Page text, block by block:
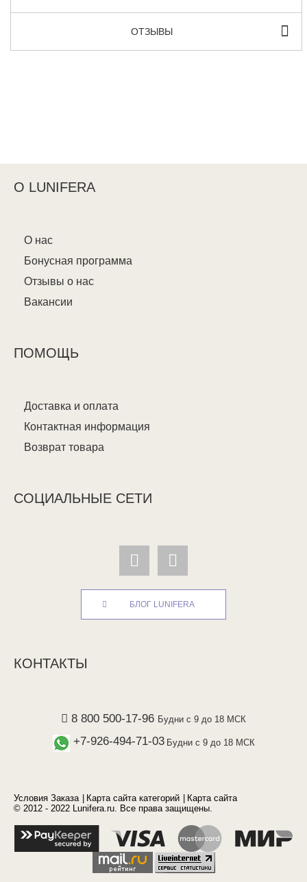
ОТЗЫВЫ
О LUNIFERA
О нас
Бонусная программа
Отзывы о нас
Вакансии
ПОМОЩЬ
Доставка и оплата
Контактная информация
Возврат товара
СОЦИАЛЬНЫЕ СЕТИ
БЛОГ LUNIFERA
КОНТАКТЫ
8 800 500-17-96 Будни с 9 до 18 МСК
+7-926-494-71-03 Будни с 9 до 18 МСК
Условия Заказа Карта сайта категорий
Карта сайта
© 2012 - 2022 Lunifera.ru. Все права защищены.